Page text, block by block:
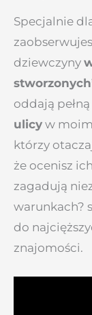
Specjalnie
dziewczyny
oddają
ulicy w
którzy
że ocenisz
zagadują
warunkach?
do
znajomości.